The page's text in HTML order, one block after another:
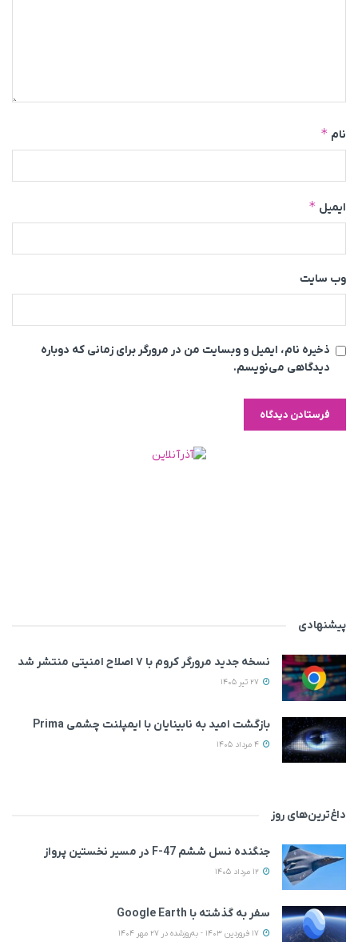
نام *
ایمیل *
وب‌ سایت
ذخیره نام، ایمیل و وبسایت من در مرورگر برای زمانی که دوباره
دیدگاهی می‌نویسم.
پیشنهادی
نسخه جدید مرورگر کروم با ۷ اصلاح امنیتی منتشر شد
بازگشت امید به نابینایان با ایمپلنت چشمی Prima
داغ‌ترین‌های روز
جنگنده نسل ششم F-47 در مسیر نخستین پرواز
سفر به گذشته با Google Earth